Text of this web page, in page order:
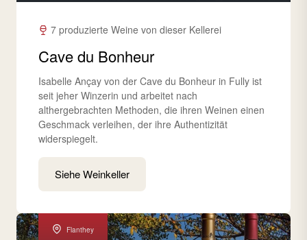
7 produzierte Weine von dieser Kellerei
Cave du Bonheur
Isabelle Ançay von der Cave du Bonheur in Fully ist
seit jeher Winzerin und arbeitet nach
althergebrachten Methoden, die ihren Weinen einen
Geschmack verleihen, der ihre Authentizität
widerspiegelt.
Siehe Weinkeller
Flanthey